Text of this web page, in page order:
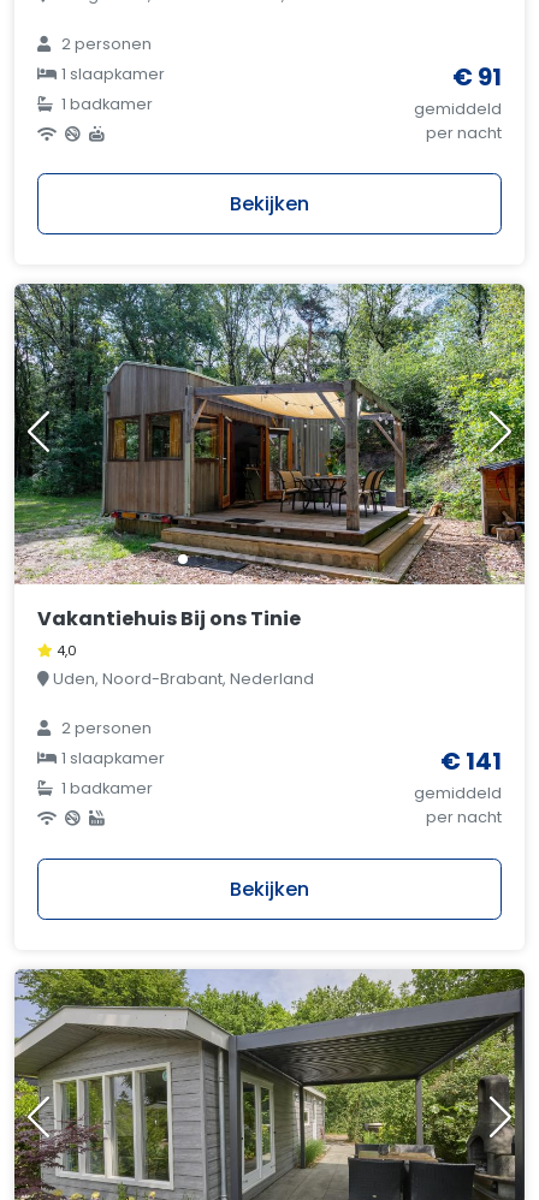
2 personen
1 slaapkamer
1 badkamer
€ 91
gemiddeld
per nacht
Bekijken
Vakantiehuis Bij ons Tinie
4,0
Uden, Noord-Brabant, Nederland
2 personen
1 slaapkamer
1 badkamer
€ 141
gemiddeld
per nacht
Bekijken